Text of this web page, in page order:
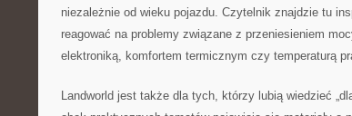
niezależnie od wieku pojazdu. Czytelnik znajdzie tu
reagować na problemy związane z przeniesieniem
elektroniką, komfortem termicznym czy temperaturą
Landworld jest także dla tych, którzy lubią wiedzieć